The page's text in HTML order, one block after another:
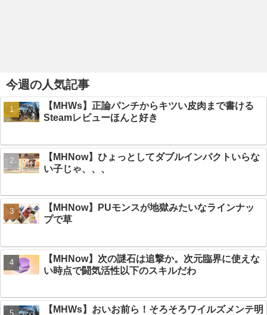
今週の人気記事
【MHWs】正論パンチからキツい皮肉まで書ける
Steamレビューほんと好き
【MHNow】ひょっとしてダブルインパクトいらな
い子じゃ、、、
【MHNow】PUモンスが地獄みたいなラインナッ
プで草
【MHNow】次の謎石は追撃か。次元臨界に使えな
い時点で闘気活性以下のスキルだわ
【MHWs】おいお前ら！そろそろワイルズメンテ明